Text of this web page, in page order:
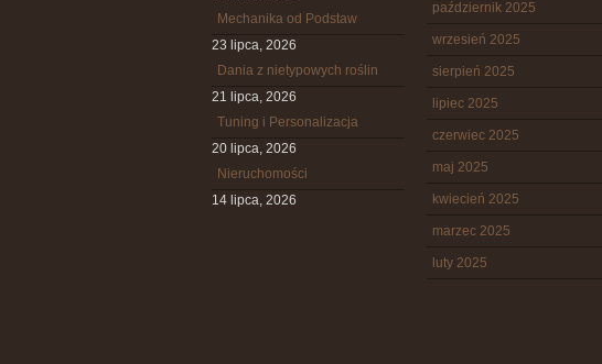
Mechanika od Podstaw
23 lipca, 2026
Dania z nietypowych roślin
21 lipca, 2026
Tuning i Personalizacja
20 lipca, 2026
Nieruchomości
14 lipca, 2026
październik 2025
wrzesień 2025
sierpień 2025
lipiec 2025
czerwiec 2025
maj 2025
kwiecień 2025
marzec 2025
luty 2025